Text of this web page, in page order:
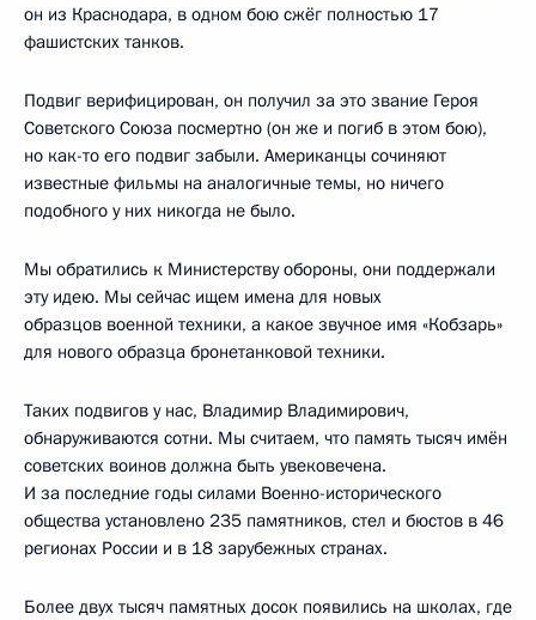
он из Краснодара, в одном бою сжёг полностью 17
фашистских танков.
Подвиг верифицирован, он получил за это звание Героя
Советского Союза посмертно (он же и погиб в этом бою),
но как-то его подвиг забыли. Американцы сочиняют
известные фильмы на аналогичные темы, но ничего
подобного у них никогда не было.
Мы обратились к Министерству обороны, они поддержали
эту идею. Мы сейчас ищем имена для новых
образцов военной техники, а какое звучное имя «Кобзарь»
для нового образца бронетанковой техники.
Таких подвигов у нас, Владимир Владимирович,
обнаруживаются сотни. Мы считаем, что память тысяч имён
советских воинов должна быть увековечена.
И за последние годы силами Военно-исторического
общества установлено 235 памятников, стел и бюстов в 46
регионах России и в 18 зарубежных странах.
Более двух тысяч памятных досок появились на школах, где